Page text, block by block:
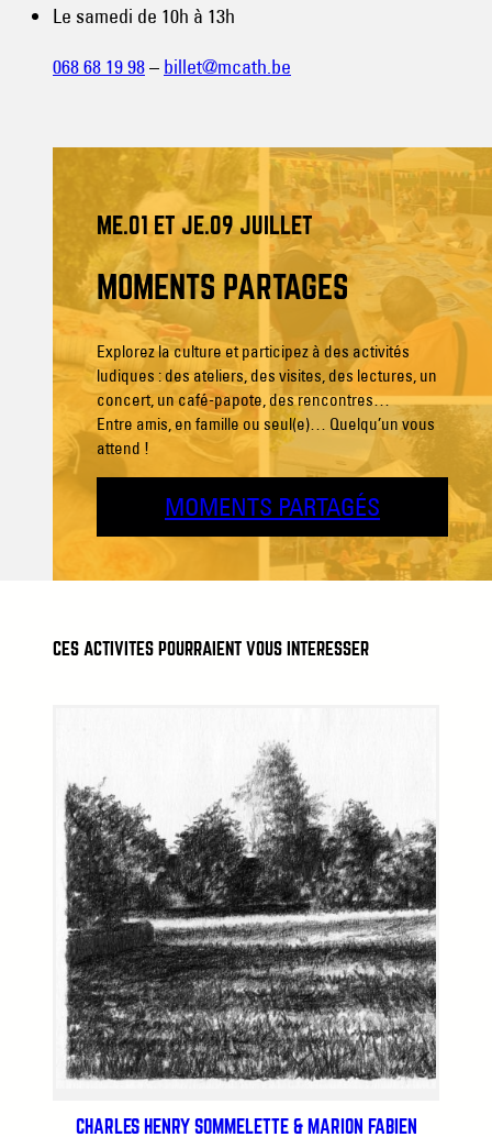
Le samedi de 10h à 13h
068 68 19 98– billet@mcath.be
ME.01 ET JE.09 JUILLET
MOMENTS PARTAGÉS
Explorez la culture et participez à des activités
ludiques : des ateliers, des visites, des lectures, un
concert, un café-papote, des rencontres…
Entre amis, en famille ou seul(e)… Quelqu’un vous
attend !
MOMENTS PARTAGÉS
CES ACTIVITÉS POURRAIENT VOUS INTÉRESSER
CHARLES HENRY SOMMELETTE & MARION FABIEN